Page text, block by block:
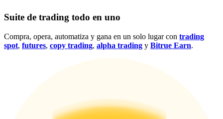
Suite de trading todo en uno
Compra, opera, automatiza y gana en un solo lugar con trading
spot, futures, copy trading, alpha trading y Bitrue Earn.